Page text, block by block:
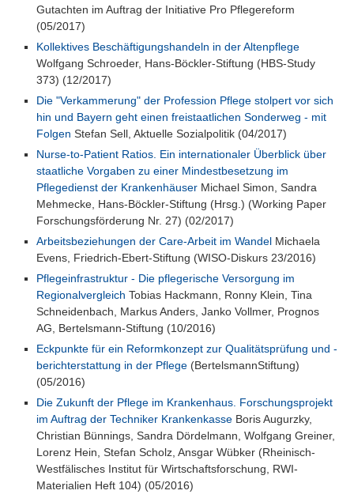
Gutachten im Auftrag der Initiative Pro Pflegereform
(05/2017)
Kollektives Beschäftigungshandeln in der Altenpflege
Wolfgang Schroeder, Hans-Böckler-Stiftung (HBS-Study
373) (12/2017)
Die "Verkammerung" der Profession Pflege stolpert vor sich
hin und Bayern geht einen freistaatlichen Sonderweg - mit
Folgen Stefan Sell, Aktuelle Sozialpolitik (04/2017)
Nurse-to-Patient Ratios. Ein internationaler Überblick über
staatliche Vorgaben zu einer Mindestbesetzung im
Pflegedienst der KrankenhäuserMichael Simon, Sandra
Mehmecke, Hans-Böckler-Stiftung (Hrsg.) (Working Paper
Forschungsförderung Nr. 27) (02/2017)
Arbeitsbeziehungen der Care-Arbeit im WandelMichaela
Evens, Friedrich-Ebert-Stiftung (WISO-Diskurs 23/2016)
Pflegeinfrastruktur - Die pflegerische Versorgung im
Regionalvergleich Tobias Hackmann, Ronny Klein, Tina
Schneidenbach, Markus Anders, Janko Vollmer, Prognos
AG, Bertelsmann-Stiftung (10/2016)
Eckpunkte für ein Reformkonzept zur Qualitätsprüfung und -
berichterstattung in der Pflege (BertelsmannStiftung)
(05/2016)
Die Zukunft der Pflege im Krankenhaus. Forschungsprojekt
im Auftrag der Techniker KrankenkasseBoris Augurzky,
Christian Bünnings, Sandra Dördelmann, Wolfgang Greiner,
Lorenz Hein, Stefan Scholz, Ansgar Wübker (Rheinisch-
Westfälisches Institut für Wirtschaftsforschung, RWI-
Materialien Heft 104) (05/2016)